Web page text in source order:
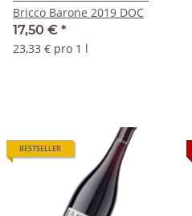
Bricco Barone 2019 DOC
17,50 € *
23,33 € pro 1 l
BESTSELLER